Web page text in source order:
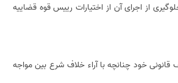
بیّن و جلوگیری از اجرای آن از اختیارات رییس قوه قضاییه
خود چنانچه با آراء خلاف شرع بین مواجه